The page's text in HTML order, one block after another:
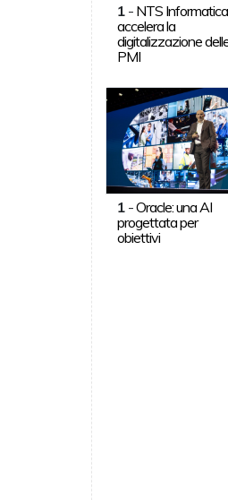
1- NTS Informatica
accelera la
digitalizzazione
PMI
1-Oracle: una AI
progettata per
obiettivi